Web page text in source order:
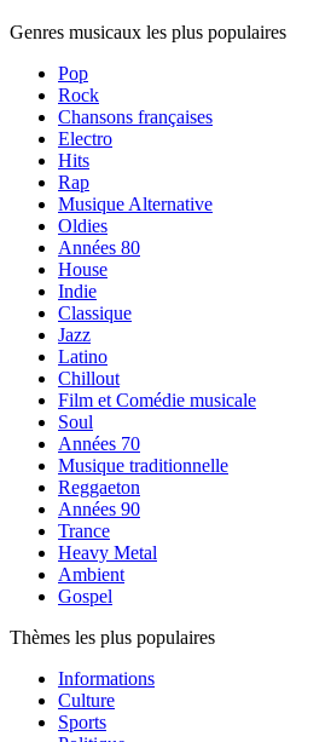
Genres musicaux les plus populaires
Pop
Rock
Chansons françaises
Electro
Hits
Rap
Musique Alternative
Oldies
Années 80
House
Indie
Classique
Jazz
Latino
Chillout
Film et Comédie musicale
Soul
Années 70
Musique traditionnelle
Reggaeton
Années 90
Trance
Heavy Metal
Ambient
Gospel
Thèmes les plus populaires
Informations
Culture
Sports